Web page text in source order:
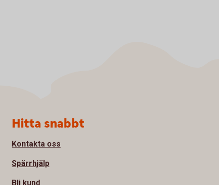
Sidfot
Hitta snabbt
Kontakta oss
Spärrhjälp
Bli kund